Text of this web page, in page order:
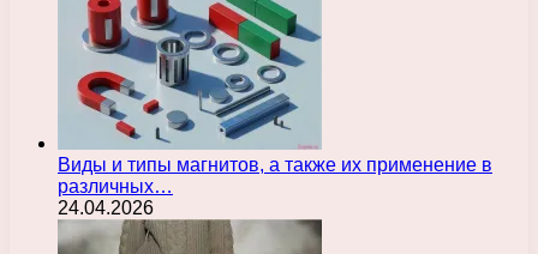
Виды и типы магнитов, а также их применение в
различных…
24.04.2026